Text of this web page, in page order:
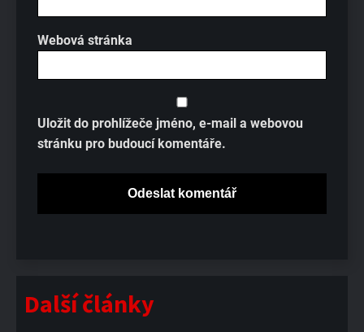
Webová stránka
Uložit do prohlížeče jméno, e-mail a webovou
stránku pro budoucí komentáře.
Další články